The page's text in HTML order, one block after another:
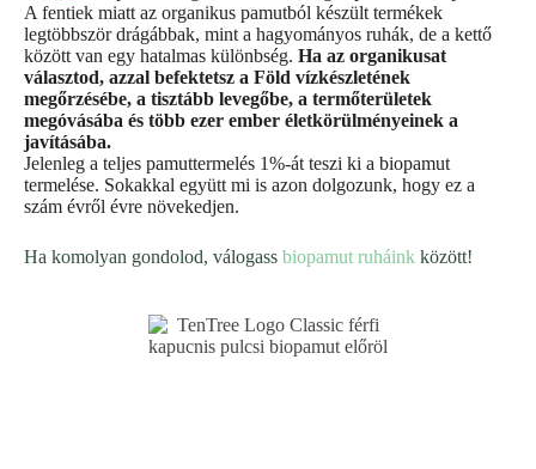
A fentiek miatt az organikus pamutból készült termékek
legtöbbször drágábbak, mint a hagyományos ruhák, de a kettő
között van egy hatalmas különbség. Ha az organikusat
választod, azzal befektetsz a Föld vízkészletének
megőrzésébe, a tisztább levegőbe, a termőterületek
megóvásába és több ezer ember életkörülményeinek a
javításába.
Jelenleg a teljes pamuttermelés 1%-át teszi ki a biopamut
termelése. Sokakkal együtt mi is azon dolgozunk, hogy ez a
szám évről évre növekedjen.
Ha komolyan gondolod, válogass biopamut ruháink között!